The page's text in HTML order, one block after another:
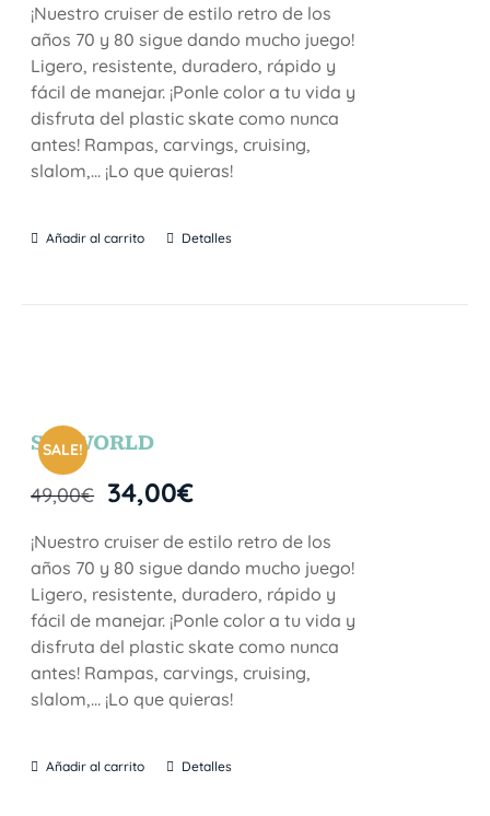
¡Nuestro cruiser de estilo retro de los
años 70 y 80 sigue dando mucho juego!
Ligero, resistente, duradero, rápido y
fácil de manejar. ¡Ponle color a tu vida y
disfruta del plastic skate como nunca
antes! Rampas, carvings, cruising,
slalom,… ¡Lo que quieras!
Añadir al carrito Detalles
SALE!
SEAWORLD
49,00€ 34,00€
¡Nuestro cruiser de estilo retro de los
años 70 y 80 sigue dando mucho juego!
Ligero, resistente, duradero, rápido y
fácil de manejar. ¡Ponle color a tu vida y
disfruta del plastic skate como nunca
antes! Rampas, carvings, cruising,
slalom,… ¡Lo que quieras!
Añadir al carrito Detalles